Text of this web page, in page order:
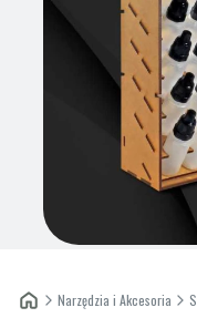
Narzędzia i Akcesoria